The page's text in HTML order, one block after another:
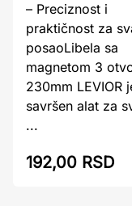
– Preciznost i
praktičnost za
posaoLibela sa
magnetom 3
230mm LEVIOR
savršen alat za
...
192,00 RSD